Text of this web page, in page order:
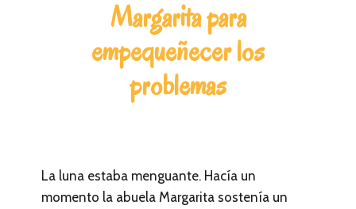
Margarita para
empequeñecer los
problemas
La luna estaba menguante. Hacía un
momento la abuela Margarita sostenía un